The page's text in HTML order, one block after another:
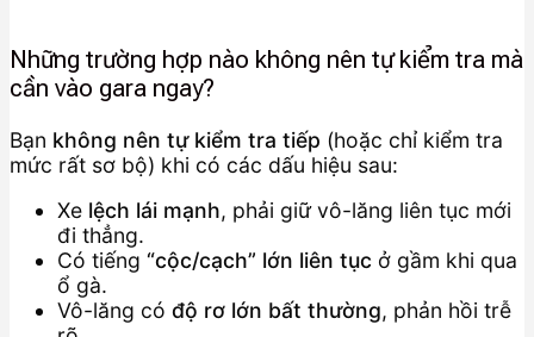
Những trường hợp nào không nên tự kiểm tra mà
cần vào gara ngay?
Bạn không nên tự kiểm tra tiếp (hoặc chỉ kiểm tra
mức rất sơ bộ) khi có các dấu hiệu sau:
Xe lệch lái mạnh, phải giữ vô-lăng liên tục mới
đi thẳng.
Có tiếng “cộc/cạch” lớn liên tục ở gầm khi qua
ổ gà.
Vô-lăng có độ rơ lớn bất thường, phản hồi trễ